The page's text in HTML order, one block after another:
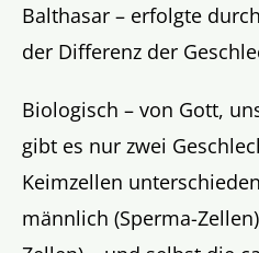
Balthasar – erfolgte
der Differenz der
Biologisch – von Gott,
gibt es nur zwei
Keimzellen
männlich (Sperma-